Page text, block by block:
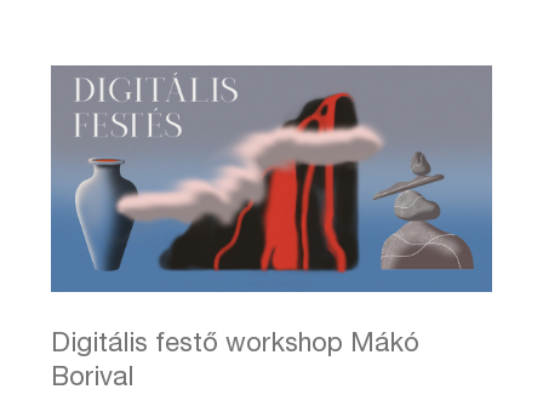
Digitális festő workshop Mákó
Borival